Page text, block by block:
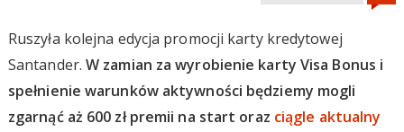
Ruszyła kolejna edycja promocji karty kredytowej
Santander.W zamian za wyrobienie karty Visa Bonus i
spełnienie warunków aktywności będziemy mogli
zgarnąć aż 600 zł premii na start oraz ciągle aktualny